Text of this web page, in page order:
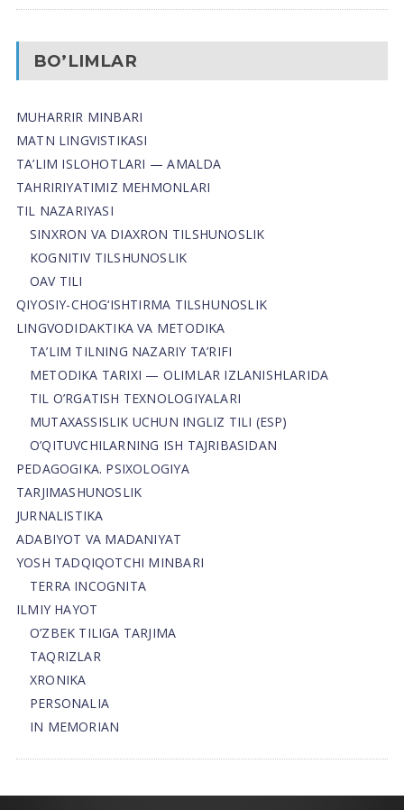
BO’LIMLAR
MUHARRIR MINBARI
MATN LINGVISTIKASI
TA’LIM ISLOHOTLARI — AMALDA
TAHRIRIYATIMIZ MEHMONLARI
TIL NAZARIYASI
SINXRON VA DIAXRON TILSHUNOSLIK
KOGNITIV TILSHUNOSLIK
OAV TILI
QIYOSIY-CHOG‘ISHTIRMA TILSHUNOSLIK
LINGVODIDAKTIKA VA METODIKA
TA’LIM TILNING NAZARIY TA’RIFI
METODIKA TARIXI — OLIMLAR IZLANISHLARIDA
TIL O’RGATISH TEXNOLOGIYALARI
MUTAXASSISLIK UCHUN INGLIZ TILI (ESP)
O’QITUVCHILARNING ISH TAJRIBASIDAN
PEDAGOGIKA. PSIXOLOGIYA
TARJIMASHUNOSLIK
JURNALISTIKA
ADABIYOT VA MADANIYAT
YOSH TADQIQOTCHI MINBARI
TERRA INCOGNITA
ILMIY HAYOT
O’ZBEK TILIGA TARJIMA
TAQRIZLAR
XRONIKA
PERSONALIA
IN MEMORIAN